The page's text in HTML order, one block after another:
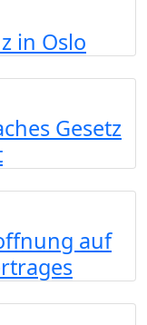
in Oslo
Gesetz
auf